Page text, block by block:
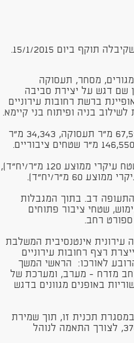
מגורים, מסחר, תעסוקה
שם דגש על יצירת סביבה
ברשת רחובות עירוניים
בניה ופיתוח בני קיימא.
התכנית קובעת זכויות של שטחים עיקריים של 67,596 מ"ר תעסוקה, 34,343 מ"ר
בתכנית 866 דירות מתוכן 568 דירות גדולות (בשטח עיקרי ממוצע 120 מ"ר/יח"ד),
דב. בתוך המגבלות
שטחי ציבור פתוחים
ספורט רחב.
עירונית אינטנסיבית המשלבת
רצף רחובות עירוניים
לאורכו: הראשי המשך
מזרח - מערב, ומערכת של
באופנים מגוונים בדגש
3700 הותאמו בשמם במסגרת תכנית זו, תוך שמירת
התכליות והשימושים על פי הוראות תכנית תא/3700, לצורך התאמה לנוהל